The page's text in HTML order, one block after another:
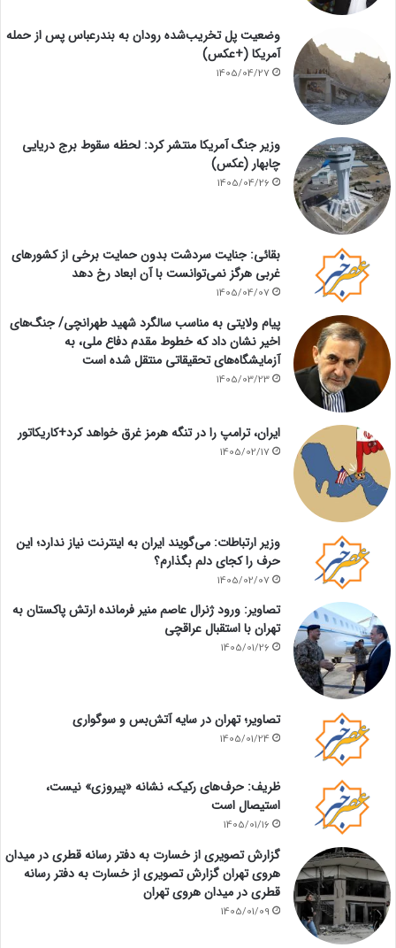
وضعیت پل تخریب‌شده رودان به بندرعباس پس از حمله
آمریکا (+عکس)
1405/04/27
وزیر جنگ آمریکا منتشر کرد: لحظه سقوط برج دریایی
چابهار (عکس)
1405/04/26
بقائی: جنایت سردشت بدون حمایت برخی از کشورهای
غربی هرگز نمی‌توانست با آن ابعاد رخ دهد
1405/04/07
پیام ولایتی به مناسب سالگرد شهید طهرانچی/ جنگ‌های
اخیر نشان داد که خطوط مقدم دفاع ملی، به
آزمایشگاه‌های تحقیقاتی منتقل شده است
1405/03/23
ایران، ترامپ را در تنگه هرمز غرق خواهد کرد+کاریکاتور
1405/02/17
وزیر ارتباطات: می‌گویند ایران به اینترنت نیاز ندارد؛ این
حرف را کجای دلم بگذارم؟
1405/02/07
تصاویر: ورود ژنرال عاصم منیر فرمانده ارتش پاکستان به
تهران با استقبال عراقچی
1405/01/26
تصاویر؛ تهران در سایه آتش‌بس و سوگواری
1405/01/24
ظریف: حرف‌های رکیک، نشانه «پیروزی» نیست،
استیصال است
1405/01/16
گزارش تصویری از خسارت به دفتر رسانه قطری در میدان
هروی تهران گزارش تصویری از خسارت به دفتر رسانه
قطری در میدان هروی تهران
1405/01/09